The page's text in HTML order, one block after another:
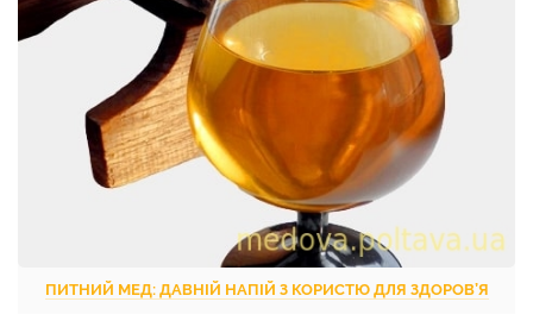
ПИТНИЙ МЕД: ДАВНІЙ НАПІЙ З КОРИСТЮ ДЛЯ ЗДОРОВ’Я